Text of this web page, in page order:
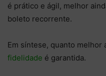
é prático e ágil, melhor
boleto recorrente.
Em síntese, quanto melhor
fidelidade é garantida.